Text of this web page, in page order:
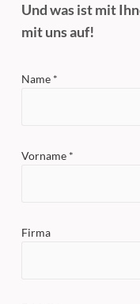
Und was ist mit
mit uns auf!
Name *
Vorname *
Firma